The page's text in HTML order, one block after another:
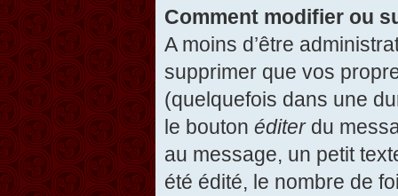
Comment modifier ou
A moins d’être
supprimer que vos
(quelquefois dans une
le bouton éditerdu
au message, un petit
été édité, le nombre de